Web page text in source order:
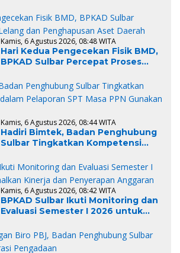
dan Sejahtera
Kamis, 6 Agustus 2026, 08:48 WITA
Hari Kedua Pengecekan Fisik BMD,
BPKAD Sulbar Percepat Proses
Daerah
Kamis, 6 Agustus 2026, 08:44 WITA
Hadiri Bimtek, Badan Penghubung
Sulbar Tingkatkan Kompetensi
PPN Gunakan Aplikasi Coretax
Kamis, 6 Agustus 2026, 08:42 WITA
BPKAD Sulbar Ikuti Monitoring dan
Evaluasi Semester I 2026 untuk
Penyerapan Anggaran